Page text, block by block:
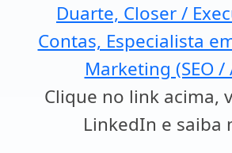
Duarte, Closer /
Contas, Especialista
Marketing (SEO /
Clique no link acima,
LinkedIn e saiba